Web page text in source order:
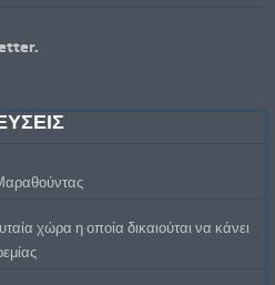
χώρα η οποία δικαιούται να κάνει